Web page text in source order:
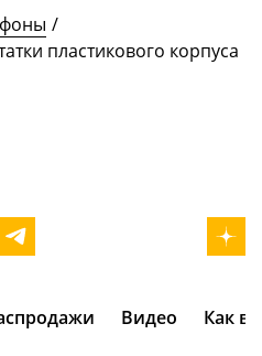
/
пластикового корпуса
Видео Как